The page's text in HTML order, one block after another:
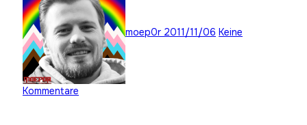
moep0r 2011/11/06 Keine
Kommentare